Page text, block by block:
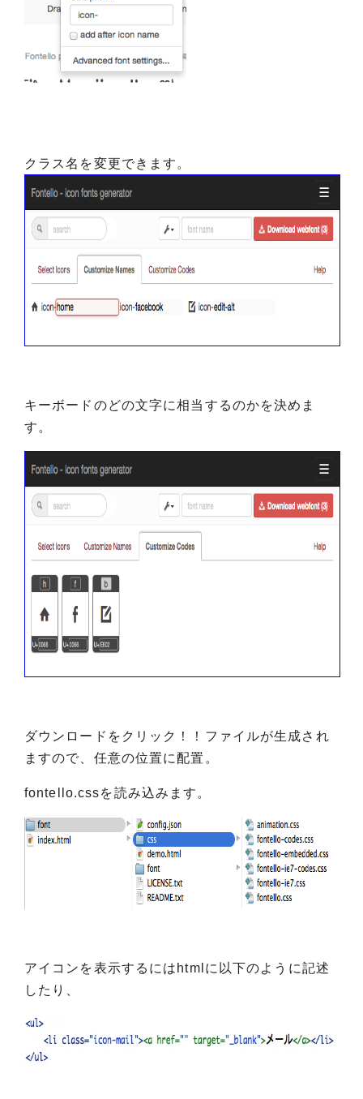
クラス名を変更できます。
キーボードのどの文字に相当するのかを決めま
す。
ダウンロードをクリック！！ファイルが生成され
ますので、任意の位置に配置。
fontello.cssを読み込みます。
アイコンを表示するにはhtmlに以下のように記述
したり、